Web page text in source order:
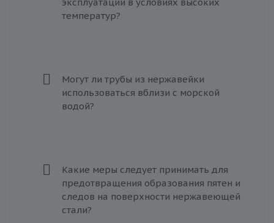
температур?
Могут ли трубы из нержавейки
использоваться вблизи с морской
водой?
Какие меры следует принимать для
предотвращения образования пятен и
следов на поверхности нержавеющей
стали?